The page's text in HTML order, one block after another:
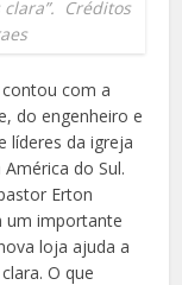
Créditos
com a
do engenheiro e
líderes da igreja
do Sul.
Erton
um importante
loja ajuda a
O que